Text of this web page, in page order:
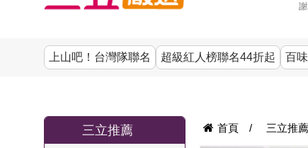
上山吧！台灣隊聯名 超級紅人榜聯名44折起 百
古溜x五秀園
熱銷排行
熱銷排行
熱銷排行
熱銷排行
養生|保健
熱銷排行
熱銷排行
韓國
SKINASSET
百味人生
三立推薦 首頁 / 三立推薦